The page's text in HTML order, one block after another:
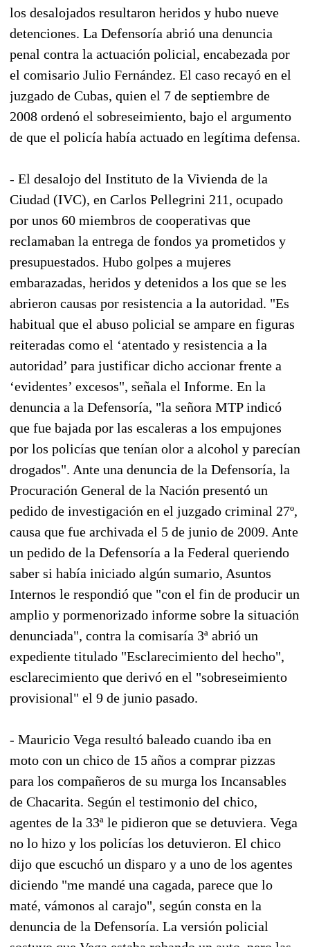
los desalojados resultaron heridos y hubo nueve
detenciones. La Defensoría abrió una denuncia
penal contra la actuación policial, encabezada por
el comisario Julio Fernández. El caso recayó en el
juzgado de Cubas, quien el 7 de septiembre de
2008 ordenó el sobreseimiento, bajo el argumento
de que el policía había actuado en legítima defensa.
- El desalojo del Instituto de la Vivienda de la
Ciudad (IVC), en Carlos Pellegrini 211, ocupado
por unos 60 miembros de cooperativas que
reclamaban la entrega de fondos ya prometidos y
presupuestados. Hubo golpes a mujeres
embarazadas, heridos y detenidos a los que se les
abrieron causas por resistencia a la autoridad. "Es
habitual que el abuso policial se ampare en figuras
reiteradas como el ‘atentado y resistencia a la
autoridad’ para justificar dicho accionar frente a
‘evidentes’ excesos", señala el Informe. En la
denuncia a la Defensoría, "la señora MTP indicó
que fue bajada por las escaleras a los empujones
por los policías que tenían olor a alcohol y parecían
drogados". Ante una denuncia de la Defensoría, la
Procuración General de la Nación presentó un
pedido de investigación en el juzgado criminal 27º,
causa que fue archivada el 5 de junio de 2009. Ante
un pedido de la Defensoría a la Federal queriendo
saber si había iniciado algún sumario, Asuntos
Internos le respondió que "con el fin de producir un
amplio y pormenorizado informe sobre la situación
denunciada", contra la comisaría 3ª abrió un
expediente titulado "Esclarecimiento del hecho",
esclarecimiento que derivó en el "sobreseimiento
provisional" el 9 de junio pasado.
- Mauricio Vega resultó baleado cuando iba en
moto con un chico de 15 años a comprar pizzas
para los compañeros de su murga los Incansables
de Chacarita. Según el testimonio del chico,
agentes de la 33ª le pidieron que se detuviera. Vega
no lo hizo y los policías los detuvieron. El chico
dijo que escuchó un disparo y a uno de los agentes
diciendo "me mandé una cagada, parece que lo
maté, vámonos al carajo", según consta en la
denuncia de la Defensoría. La versión policial